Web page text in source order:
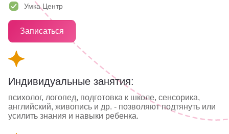
Партнерам
Умка Центр
Записаться
Индивидуальные занятия:
психолог, логопед, подготовка к школе, сенсорика,
английский, живопись и др. - позволяют подтянуть или
усилить знания и навыки ребенка.